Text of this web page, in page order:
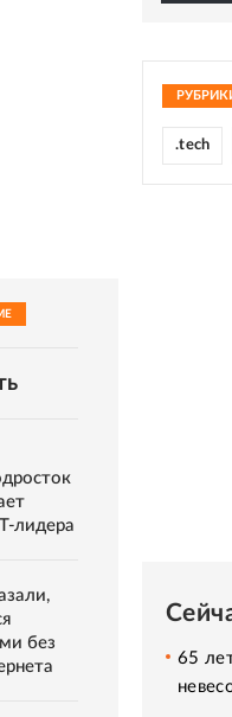
лидера
без
.tech
65